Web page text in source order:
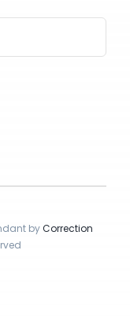
byCorrection